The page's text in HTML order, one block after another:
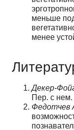
меньше
менее
Декер-
Пер. с
Федотчев